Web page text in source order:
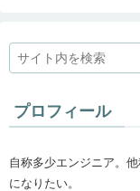
プロフィール
自称多少エンジニア。
になりたい。